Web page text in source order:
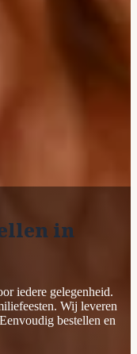
in
iedere gelegenheid.
Wij leveren
bestellen en